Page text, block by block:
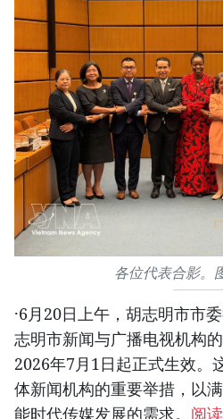
各位代表合影。
·6月20日上午，胡志明市市
志明市新闻与广播电视机构
2026年7月1日起正式生效。
体新闻机构的重要举措，以
能时代传媒发展的需求。 阅